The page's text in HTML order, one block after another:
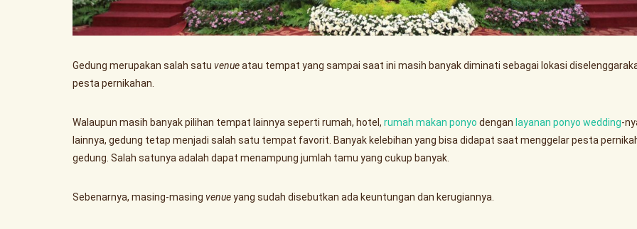
Gedung merupakan salah satu venueatau tempat yang sampai saat ini masih banyak diminati sebagai lokasi
pesta pernikahan.
Walaupun masih banyak pilihan tempat lainnya seperti rumah, hotel, rumah makan ponyo dengan layanan ponyo wedding-
lainnya, gedung tetap menjadi salah satu tempat favorit. Banyak kelebihan yang bisa didapat saat menggelar pesta
gedung. Salah satunya adalah dapat menampung jumlah tamu yang cukup banyak.
Sebenarnya, masing-masing venueyang sudah disebutkan ada keuntungan dan kerugiannya.